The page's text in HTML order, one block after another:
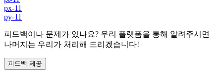
px-11
py-11
피드백이나 문제가 있나요? 우리 플랫폼을 통해 알려주시면
나머지는 우리가 처리해 드리겠습니다!
피드백 제공